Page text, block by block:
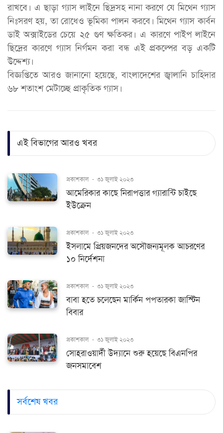
রাখবে। এ ছাড়া গ্যাস লাইনে ছিদ্রসহ নানা করণে যে মিথেন গ্যাস
নিঃসরণ হয়, তা রোধেও ভূমিকা পালন করবে। মিথেন গ্যাস কার্বন
ডাই অক্সাইডের চেয়ে ২৫ গুণ ক্ষতিকর। এ কারণে পাইপ লাইনে
ছিদ্রের কারণে গ্যাস নির্গমন করা বন্ধ এই প্রকল্পের বড় একটি
উদ্দেশ্য।
বিজ্ঞপ্তিতে আরও জানানো হয়েছে, বাংলাদেশের জ্বালানি চাহিদার
৬৮ শতাংশ মেটাচ্ছে প্রাকৃতিক গ্যাস।
এই বিভাগের আরও খবর
প্রকাশকাল - ৩১ জুলাই ২০২৩
আমেরিকার কাছে নিরাপত্তার গ্যারান্টি চাইছে
ইউক্রেন
প্রকাশকাল - ৩১ জুলাই ২০২৩
ইসলামে প্রিয়জনদের অসৌজন্যমূলক আচরণের
১০ নির্দেশনা
প্রকাশকাল - ৩১ জুলাই ২০২৩
বাবা হতে চলেছেন মার্কিন পপতারকা জাস্টিন
বিবার
প্রকাশকাল - ৩১ জুলাই ২০২৩
সোহরাওয়ার্দী উদ্যানে শুরু হয়েছে বিএনপির
জনসমাবেশ
সর্বশেষ খবর